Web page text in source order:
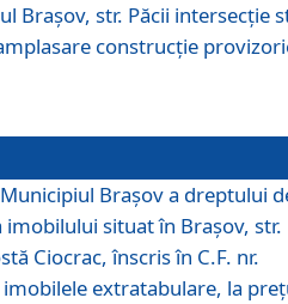
Brașov, str. Păcii intersecție
construcție
Brașov a dreptului
situat în Brașov, str.
Ciocrac, înscris în C.F. nr.
extratabulare, la